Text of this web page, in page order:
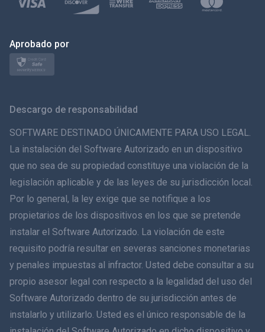
Polski
日本
ภาษาไทย
Dansk
हिंदी
עברית
Română
Ελληνικά
Aprobado por
Descargo de responsabilidad
SOFTWARE DESTINADO ÚNICAMENTE PARA USO LEGAL.
La instalación del Software Autorizado en un dispositivo
que no sea de su propiedad constituye una violación de la
legislación aplicable y de las leyes de su jurisdicción local.
Por lo general, la ley exige que se notifique a los
propietarios de los dispositivos en los que se pretende
instalar el Software Autorizado. La violación de este
requisito podría resultar en severas sanciones monetarias
y penales impuestas al infractor. Usted debe consultar a su
propio asesor legal con respecto a la legalidad del uso del
Software Autorizado dentro de su jurisdicción antes de
instalarlo y utilizarlo. Usted es el único responsable de la